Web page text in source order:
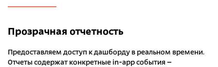
Прозрачная отчетность
Предоставляем доступ к дашборду в реальном времени.
Отчеты содержат конкретные in-app события –